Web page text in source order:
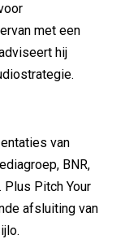
met een
hij
van
BNR,
Plus Pitch Your
afsluiting van